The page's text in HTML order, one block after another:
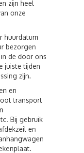
zijn heel
onze
huurdatum
bezorgen
de door ons
juiste tijden
zijn.
en
transport
Bij gebruik
en